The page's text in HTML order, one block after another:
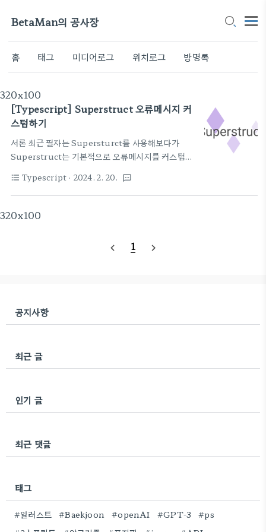
BetaMan의 공사장
홈 태그 미디어로그 위치로그 방명록
320x100
[Typescript] Superstruct 오류메시지 커
스텀하기
서론 최근 필자는 Supersturct를 사용해보다가
Superstruct는 기본적으로 오류메시지를 커스텀할
메시지를 수정하여 부정확한 validation 결과를 내
보내지 못하도록 하는 Supersturct의 철학이라고
한다. 하지만 일상적인 상황에선 사용자에게 현재 발
하지 않는다. 이를 위한 해결방법을 찾다가
custom error messages · Issue #568 · ians..
format_list_bulleted Typescript · 2024. 2. 20. textsms
320x100
navigate_before 1 navigate_next
공지사항
최근 글
인기 글
최근 댓글
태그
#일러스트 #Baekjoon #openAI #GPT-3
#ps